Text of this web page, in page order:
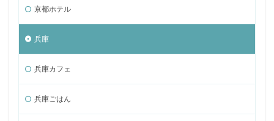
京都ホテル
兵庫
兵庫カフェ
兵庫ごはん